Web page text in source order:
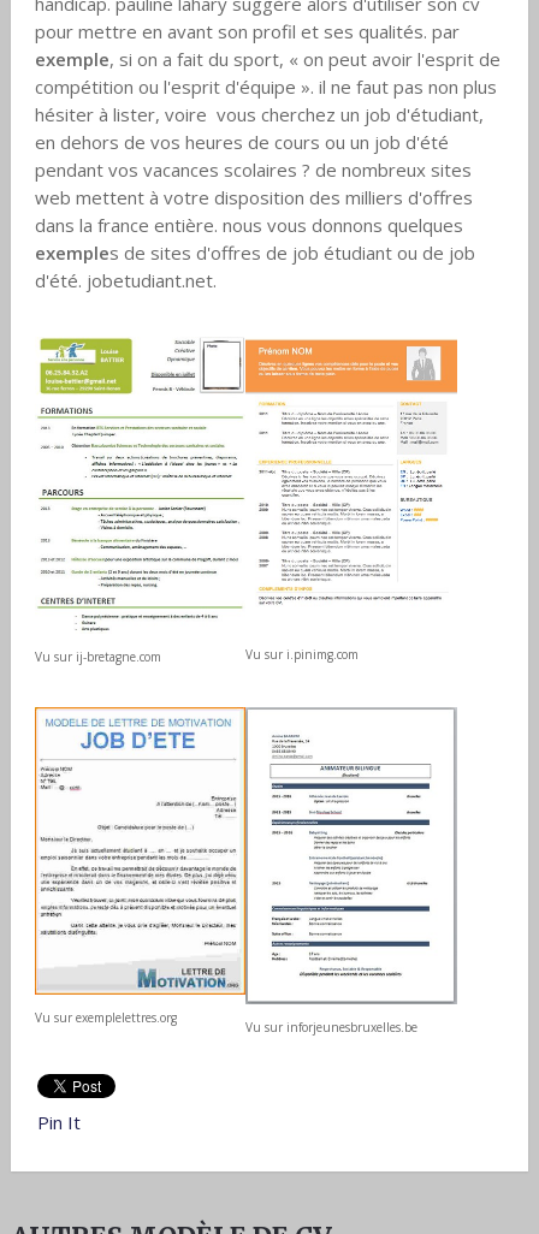
pour mettre en avant son profil et ses qualités. par
exemple, si on a fait du sport, « on peut avoir l'esprit de
compétition ou l'esprit d'équipe ». il ne faut pas non plus
hésiter à lister, voire vous cherchez un job d'étudiant,
en dehors de vos heures de cours ou un job d'été
pendant vos vacances scolaires ? de nombreux sites
web mettent à votre disposition des milliers d'offres
dans la france entière. nous vous donnons quelques
exemples de sites d'offres de job étudiant ou de job
d'été. jobetudiant.net.
Vu sur ij-bretagne.com Vu sur i.pinimg.com
Vu sur exemplelettres.org
Vu sur inforjeunesbruxelles.be
Pin It